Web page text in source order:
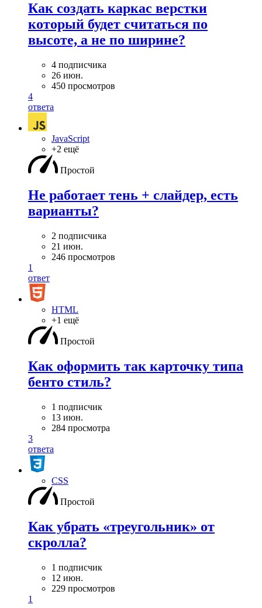
Как создать каркас верстки
который будет считаться по
высоте, а не по ширине?
4 подписчика
26 июн.
450 просмотров
4
ответа
JavaScript
+2 ещё
Простой
Не работает тень + слайдер, есть
варианты?
2 подписчика
21 июн.
246 просмотров
1
ответ
HTML
+1 ещё
Простой
Как оформить так карточку типа
бенто стиль?
1 подписчик
13 июн.
284 просмотра
3
ответа
CSS
Простой
Как убрать «треугольник» от
скролла?
1 подписчик
12 июн.
229 просмотров
1